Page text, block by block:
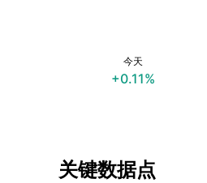
今天
+0.11%
关键数据点